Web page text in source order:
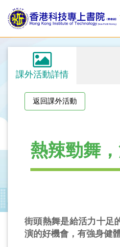
課外活動詳情
返回課外活動
熱辣勁舞
街頭熱舞是給活力十足
演的好機會，有強身健